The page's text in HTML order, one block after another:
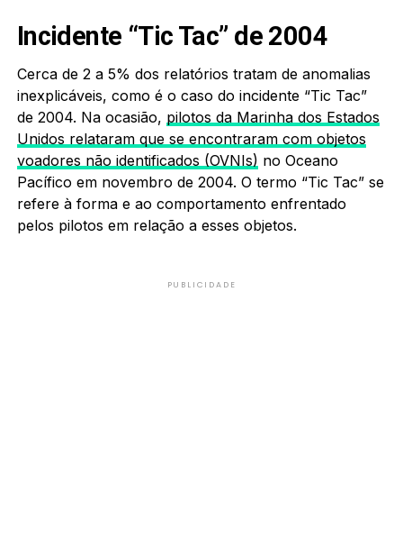
Incidente “Tic Tac” de 2004
Cerca de 2 a 5% dos relatórios tratam de anomalias
inexplicáveis, como é o caso do incidente “Tic Tac”
de 2004. Na ocasião, pilotos da Marinha dos Estados
Unidos relataram que se encontraram com objetos
voadores não identificados (OVNIs) no Oceano
Pacífico em novembro de 2004. O termo “Tic Tac” se
refere à forma e ao comportamento enfrentado
pelos pilotos em relação a esses objetos.
PUBLICIDADE